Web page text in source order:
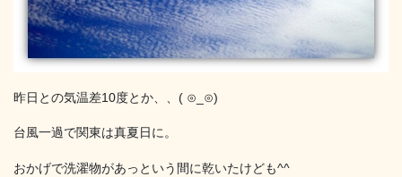
昨日との気温差10度とか、、( ⊙_⊙)
台風一過で関東は真夏日に。
おかげで洗濯物があっという間に乾いたけども^^